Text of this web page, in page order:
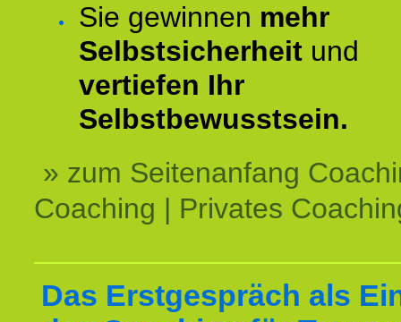
Sie gewinnen mehr
Selbstsicherheit und
vertiefen Ihr
Selbstbewusstsein.
» zum Seitenanfang
Coaching | Privates
Das Erstgespräch als